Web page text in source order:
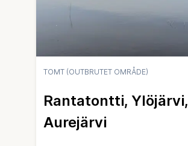
TOMT (OUTBRUTET OMRÅDE)
Rantatontti, Ylöjärvi,
Aurejärvi